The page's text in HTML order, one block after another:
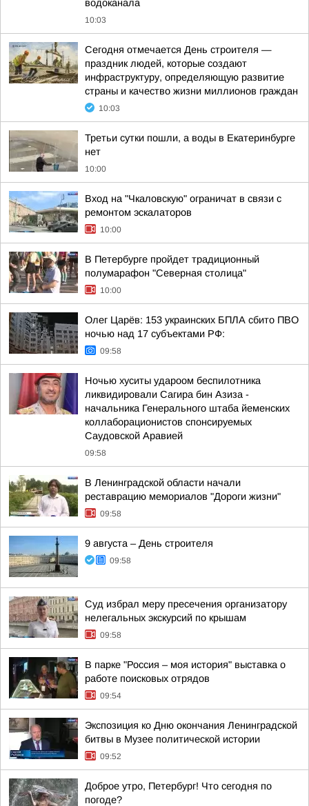
водоканала
10:03
Сегодня отмечается День строителя —
праздник людей, которые создают
инфраструктуру, определяющую развитие
страны и качество жизни миллионов граждан
10:03
Третьи сутки пошли, а воды в Екатеринбурге
нет
10:00
Вход на "Чкаловскую" ограничат в связи с
ремонтом эскалаторов
10:00
В Петербурге пройдет традиционный
полумарафон "Северная столица"
10:00
Олег Царёв: 153 украинских БПЛА сбито ПВО
ночью над 17 субъектами РФ:
09:58
Ночью хуситы удароом беспилотника
ликвидировали Сагира бин Азиза -
начальника Генерального штаба йеменских
коллаборационистов спонсируемых
Саудовской Аравией
09:58
В Ленинградской области начали
реставрацию мемориалов "Дороги жизни"
09:58
9 августа – День строителя
09:58
Суд избрал меру пресечения организатору
нелегальных экскурсий по крышам
09:58
В парке "Россия – моя история" выставка о
работе поисковых отрядов
09:54
Экспозиция ко Дню окончания Ленинградской
битвы в Музее политической истории
09:52
Доброе утро, Петербург! Что сегодня по
погоде?